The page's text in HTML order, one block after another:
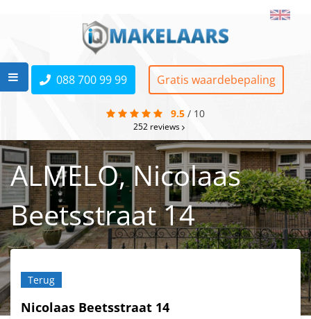
088 700 99 99 Gratis waardebepaling
9.5 / 10
252 reviews
ALMELO, Nicolaas
Beetsstraat 14
Terug
Nicolaas Beetsstraat 14